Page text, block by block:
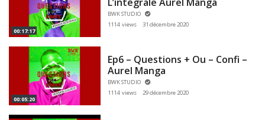
00:17:17
BWK STUDIO
1114 views
31 décembre 2020
00:05:20
Ep6 – Questions + Ou – Confi –
Aurel Manga
BWK STUDIO
1114 views
29 décembre 2020